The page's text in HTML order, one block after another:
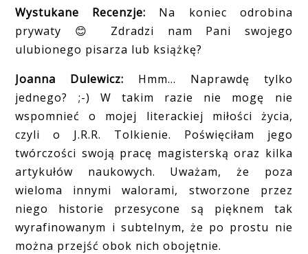
Wystukane Recenzje: Na koniec odrobina
prywaty
😊
Zdradzi nam Pani swojego
ulubionego pisarza lub książkę?
Joanna Dulewicz: Hmm… Naprawdę tylko
jednego? ;-) W takim razie nie mogę nie
wspomnieć o mojej literackiej miłości życia,
czyli o J.R.R. Tolkienie. Poświęciłam jego
twórczości swoją pracę magisterską oraz kilka
artykułów naukowych. Uważam, że poza
wieloma innymi walorami, stworzone przez
niego historie przesycone są pięknem tak
wyrafinowanym i subtelnym, że po prostu nie
można przejść obok nich obojętnie.